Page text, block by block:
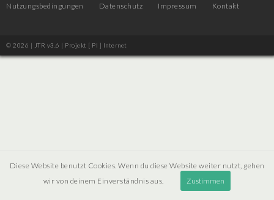
Nutzungsbedingungen Datenschutz Impressum Kontakt
© 2026 | JTR v3.6 | Projekt [ PI ] Internet
Diese Website benutzt Cookies. Wenn du diese Website weiter nutzt, gehen
wir von deinem Einverständnis aus.
Zustimmen